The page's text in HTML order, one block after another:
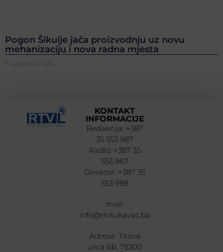
Pogon Šikulje jača proizvodnju uz novu
mehanizaciju i nova radna mjesta
6. Augusta 2026.
KONTAKT
INFORMACIJE
Redakcija: +387
35 553 987
Radio: +387 35
553 967
Direktor: +387 35
553 988
mail:
info@rtvlukavac.ba
Adresa: Titova
ulica bb, 75300